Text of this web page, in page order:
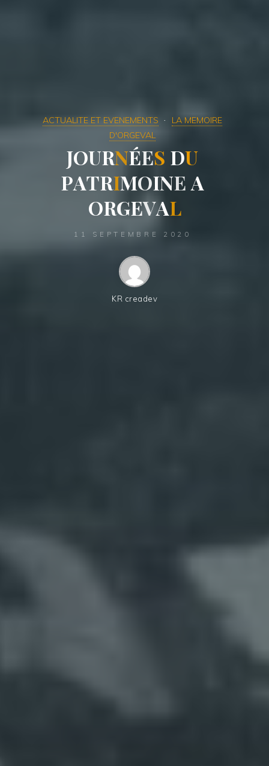
ACTUALITE ET EVENEMENTS
LA MEMOIRE
D'ORGEVAL
JOURNÉES DU
PATRIMOINE A
ORGEVAL
11 SEPTEMBRE 2020
KR creadev